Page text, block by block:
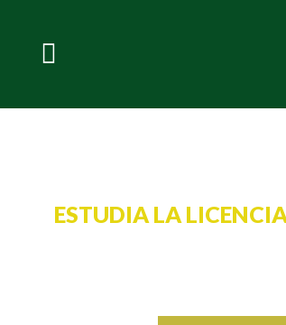
ESTUDIA LA